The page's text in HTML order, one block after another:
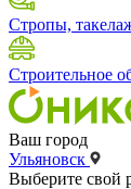
Стропы,
Строительное
Ваш город
Ульяновск
Выберите свой